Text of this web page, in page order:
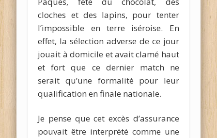
cloches et des lapins, pour tenter
l’impossible en terre iséroise. En
effet, la sélection adverse de ce jour
jouait à domicile et avait clamé haut
et fort que ce dernier match ne
serait qu’une formalité pour leur
qualification en finale nationale.
Je pense que cet excès d’assurance
pouvait être interprété comme une